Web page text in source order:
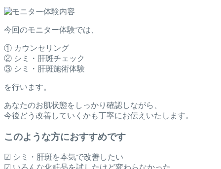
今回のモニター体験では、
① カウンセリング
② シミ・肝斑チェック
③ シミ・肝斑施術体験
を行います。
あなたのお肌状態をしっかり確認しながら、
今後どう改善していくかも丁寧にお伝えいたします。
このような方におすすめです
☑ シミ・肝斑を本気で改善したい